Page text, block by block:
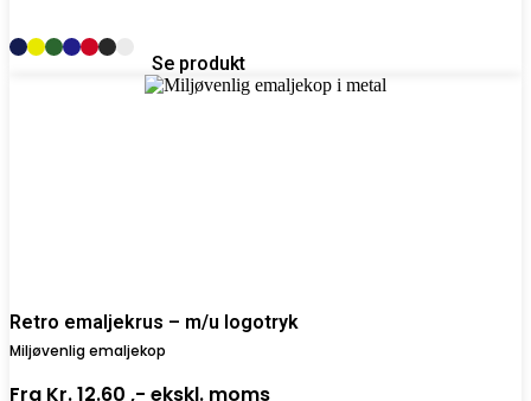
Se produkt
Retro emaljekrus – m/u logotryk
Miljøvenlig emaljekop
Fra Kr. 12.60 ,- ekskl. moms